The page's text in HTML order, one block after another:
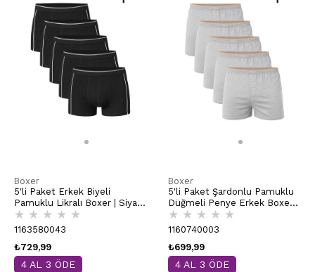
Boxer
5'li Paket Erkek Biyeli
Pamuklu Likralı Boxer | Siyah
K11314
★ ★ ★ ★ ★
1163580043
₺729,99
4 AL 3 ÖDE
Boxer
5'li Paket Şardonlu Pamuklu
Düğmeli Penye Erkek Boxer |
Gri Melanj K0041
★ ★ ★ ★ ★
1160740003
₺699,99
4 AL 3 ÖDE